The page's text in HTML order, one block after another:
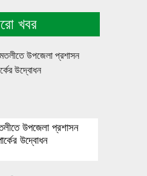
খবর
উপজেলা প্রশাসন
উদ্বোধন